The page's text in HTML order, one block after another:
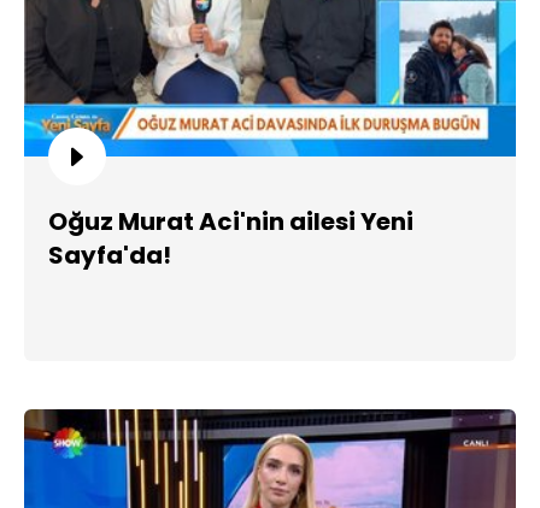
Oğuz Murat Aci'nin ailesi Yeni
Sayfa'da!